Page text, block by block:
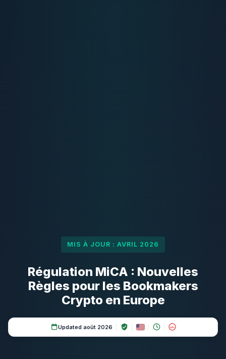
MIS À JOUR : AVRIL 2026
Régulation MiCA : Nouvelles
Règles pour les Bookmakers
Crypto en Europe
Updated août 2026 18+